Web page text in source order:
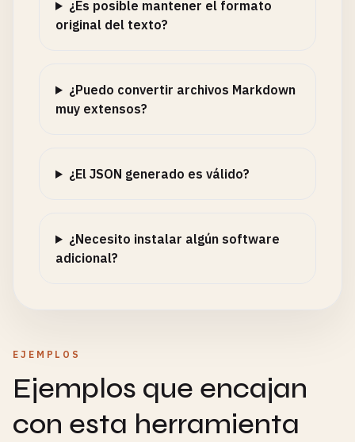
¿Es posible mantener el formato
original del texto?
¿Puedo convertir archivos Markdown
muy extensos?
¿El JSON generado es válido?
¿Necesito instalar algún software
adicional?
EJEMPLOS
Ejemplos que encajan
con esta herramienta